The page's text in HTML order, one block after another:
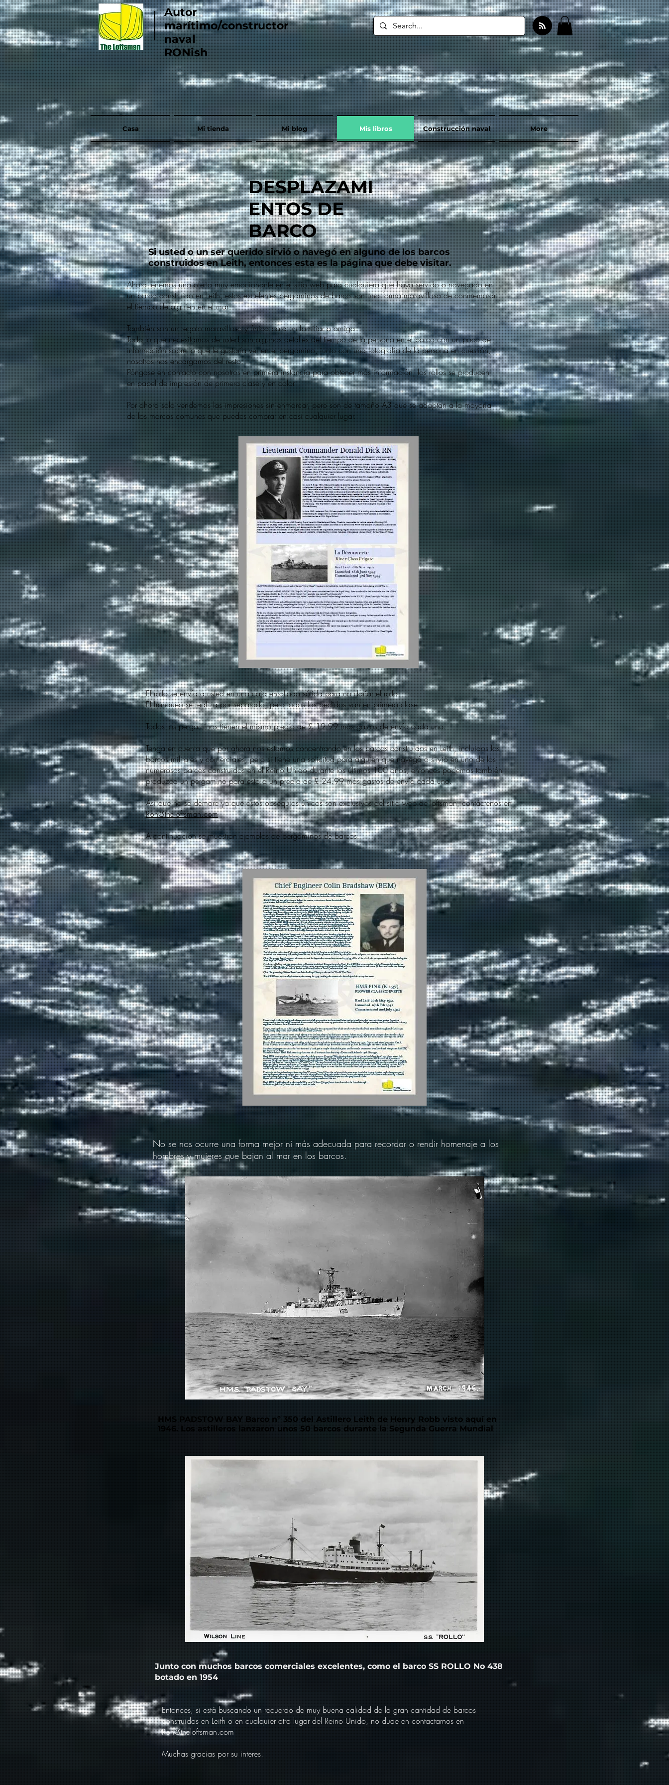
Autor
marítimo/constructor
naval
RONish
Casa Mi tienda Mi blog Mis libros Construcción naval More
DESPLAZAMI
ENTOS DE
BARCO
Si usted o un ser querido sirvió o navegó en alguno de los barcos
construidos en Leith, entonces esta es la página que debe visitar.
Ahora tenemos una oferta muy emocionante en el sitio web para cualquiera que haya servido o navegado en
un barco construido en Leith, estos excelentes pergaminos de barco son una forma maravillosa de conmemorar
el tiempo de alguien en el mar.
También son un regalo maravilloso y único para un familiar o amigo.
Todo lo que necesitamos de usted son algunos detalles del tiempo de la persona en el barco con un poco de
información sobre lo que le gustaría ver en el pergamino, junto con una fotografía de la persona en cuestión,
nosotros nos encargamos del resto.
Póngase en contacto con nosotros en primera instancia para obtener más información, los rollos se producen
en papel de impresión de primera clase y en color.
Por ahora solo vendemos las impresiones sin enmarcar, pero son de tamaño A3 que se adaptan a la mayoría
de los marcos comunes que puedes comprar en casi cualquier lugar.
El rollo se envía a usted en una caja enrollada sólida para no dañar el rollo.
El franqueo se realiza por separado, pero todos los pedidos van en primera clase.
Todos los pergaminos tienen el mismo precio de £ 19.99 más gastos de envío cada uno.
Tenga en cuenta que por ahora nos estamos concentrando en los barcos construidos en Leith, incluidos los
barcos militares y comerciales, pero si tiene una solicitud para alguien que navegó o sirvió en uno de los
numerosos barcos construidos en el Reino Unido durante los últimos 100 años, entonces podemos también
produzca un pergamino para esto a un precio de £ 24.99 más gastos de envío cada uno.
Así que no se demore ya que estos obsequios únicos son exclusivos del sitio web de loftsman, contáctenos en
Ron@theloftsman.com
A continuación se muestran ejemplos de pergaminos de barcos.
No se nos ocurre una forma mejor ni más adecuada para recordar o rendir homenaje a los
hombres y mujeres que bajan al mar en los barcos.
HMS PADSTOW BAY Barco nº 350 del Astillero Leith de Henry Robb visto aquí en
1946. Los astilleros lanzaron unos 50 barcos durante la Segunda Guerra Mundial
Junto con muchos barcos comerciales excelentes, como el barco SS ROLLO No 438
botado en 1954
Entonces, si está buscando un recuerdo de muy buena calidad de la gran cantidad de barcos
construidos en Leith o en cualquier otro lugar del Reino Unido, no dude en contactarnos en
Ron@theloftsman.com
Muchas gracias por su interes.